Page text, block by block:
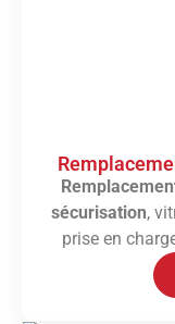
sécurisation,
prise en